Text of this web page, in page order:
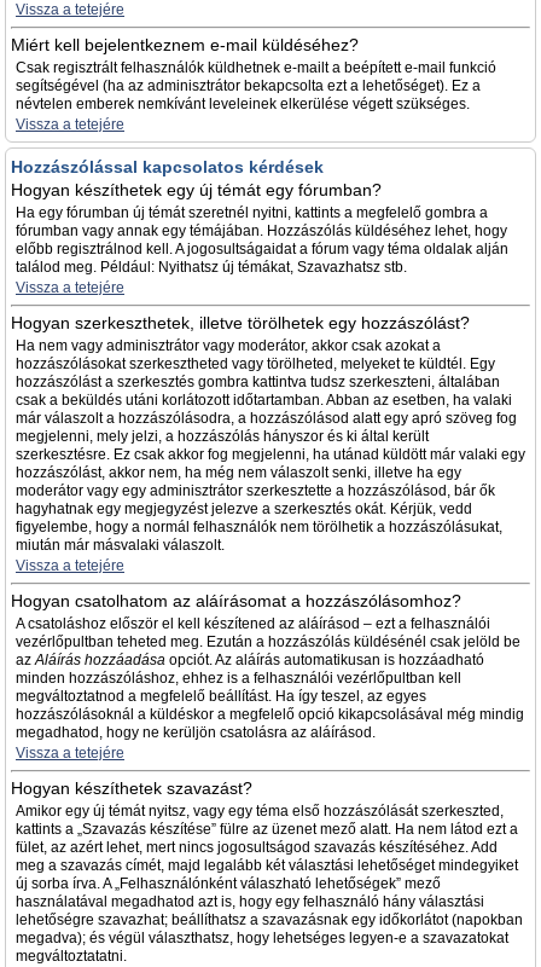
Vissza a tetejére
Miért kell bejelentkeznem e-mail küldéséhez?
Csak regisztrált felhasználók küldhetnek e-mailt a beépített e-mail funkció
segítségével (ha az adminisztrátor bekapcsolta ezt a lehetőséget). Ez a
névtelen emberek nemkívánt leveleinek elkerülése végett szükséges.
Vissza a tetejére
Hozzászólással kapcsolatos kérdések
Hogyan készíthetek egy új témát egy fórumban?
Ha egy fórumban új témát szeretnél nyitni, kattints a megfelelő gombra a
fórumban vagy annak egy témájában. Hozzászólás küldéséhez lehet, hogy
előbb regisztrálnod kell. A jogosultságaidat a fórum vagy téma oldalak alján
találod meg. Például: Nyithatsz új témákat, Szavazhatsz stb.
Vissza a tetejére
Hogyan szerkeszthetek, illetve törölhetek egy hozzászólást?
Ha nem vagy adminisztrátor vagy moderátor, akkor csak azokat a
hozzászólásokat szerkesztheted vagy törölheted, melyeket te küldtél. Egy
hozzászólást a szerkesztés gombra kattintva tudsz szerkeszteni, általában
csak a beküldés utáni korlátozott időtartamban. Abban az esetben, ha valaki
már válaszolt a hozzászólásodra, a hozzászólásod alatt egy apró szöveg fog
megjelenni, mely jelzi, a hozzászólás hányszor és ki által került
szerkesztésre. Ez csak akkor fog megjelenni, ha utánad küldött már valaki egy
hozzászólást, akkor nem, ha még nem válaszolt senki, illetve ha egy
moderátor vagy egy adminisztrátor szerkesztette a hozzászólásod, bár ők
hagyhatnak egy megjegyzést jelezve a szerkesztés okát. Kérjük, vedd
figyelembe, hogy a normál felhasználók nem törölhetik a hozzászólásukat,
miután már másvalaki válaszolt.
Vissza a tetejére
Hogyan csatolhatom az aláírásomat a hozzászólásomhoz?
A csatoláshoz először el kell készítened az aláírásod – ezt a felhasználói
vezérlőpultban teheted meg. Ezután a hozzászólás küldésénél csak jelöld be
azAláírás hozzáadása opciót. Az aláírás automatikusan is hozzáadható
minden hozzászóláshoz, ehhez is a felhasználói vezérlőpultban kell
megváltoztatnod a megfelelő beállítást. Ha így teszel, az egyes
hozzászólásoknál a küldéskor a megfelelő opció kikapcsolásával még mindig
megadhatod, hogy ne kerüljön csatolásra az aláírásod.
Vissza a tetejére
Hogyan készíthetek szavazást?
Amikor egy új témát nyitsz, vagy egy téma első hozzászólását szerkeszted,
kattints a „Szavazás készítése” fülre az üzenet mező alatt. Ha nem látod ezt a
fület, az azért lehet, mert nincs jogosultságod szavazás készítéséhez. Add
meg a szavazás címét, majd legalább két választási lehetőséget mindegyiket
új sorba írva. A „Felhasználónként válaszható lehetőségek” mező
használatával megadhatod azt is, hogy egy felhasználó hány választási
lehetőségre szavazhat; beállíthatsz a szavazásnak egy időkorlátot (napokban
megadva); és végül választhatsz, hogy lehetséges legyen-e a szavazatokat
megváltoztatatni.